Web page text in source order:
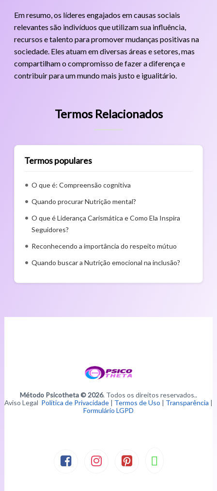
Em resumo, os líderes engajados em causas sociais
relevantes são indivíduos que utilizam sua influência,
recursos e talento para promover mudanças positivas na
sociedade. Eles atuam em diversas áreas e setores, mas
compartilham o compromisso de fazer a diferença e
contribuir para um mundo mais justo e igualitário.
Termos Relacionados
Termos populares
O que é: Compreensão cognitiva
Quando procurar Nutrição mental?
O que é Liderança Carismática e Como Ela Inspira
Seguidores?
Reconhecendo a importância do respeito mútuo
Quando buscar a Nutrição emocional na inclusão?
Método Psicotheta © 2026. Todos os direitos reservados..
Aviso Legal Política de Privacidade | Termos de Uso | Transparência |
Formulário LGPD